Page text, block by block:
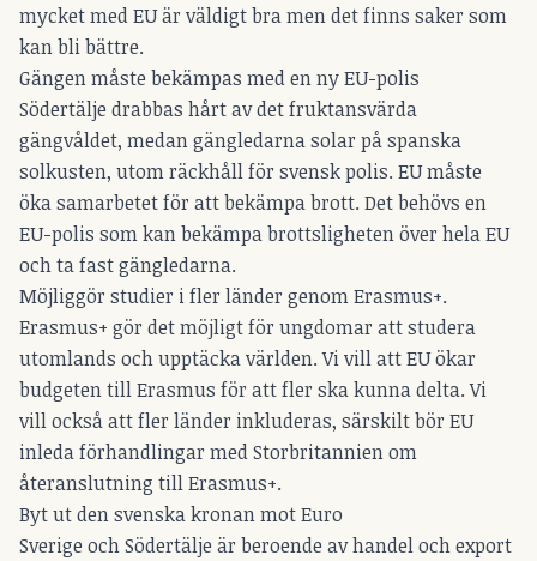
mycket med EU är väldigt bra men det finns saker som
kan bli bättre.
Gängen måste bekämpas med en ny EU-polis
Södertälje drabbas hårt av det fruktansvärda
gängvåldet, medan gängledarna solar på spanska
solkusten, utom räckhåll för svensk polis. EU måste
öka samarbetet för att bekämpa brott. Det behövs en
EU-polis som kan bekämpa brottsligheten över hela EU
och ta fast gängledarna.
Möjliggör studier i fler länder genom Erasmus+.
Erasmus+ gör det möjligt för ungdomar att studera
utomlands och upptäcka världen. Vi vill att EU ökar
budgeten till Erasmus för att fler ska kunna delta. Vi
vill också att fler länder inkluderas, särskilt bör EU
inleda förhandlingar med Storbritannien om
återanslutning till Erasmus+.
Byt ut den svenska kronan mot Euro
Sverige och Södertälje är beroende av handel och export